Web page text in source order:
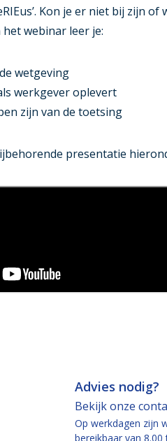
Kon je er niet bij zijn
webinar leer je:
wetgeving
werkgever oplevert
zijn van de toetsing
presentatie
Advies nodig?
Bekijk onze
Op werkdagen zijn
bereikbaar van